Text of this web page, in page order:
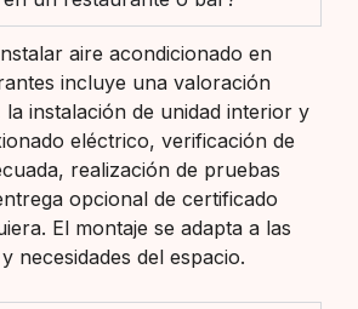
aire acondicionado en
incluye una valoración
la instalación de unidad interior y
eléctrico, verificación de
realización de pruebas
opcional de certificado
El montaje se adapta a las
necesidades del espacio.